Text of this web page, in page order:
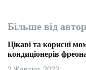
Більше від
Цікаві та корисні
кондиціонерів